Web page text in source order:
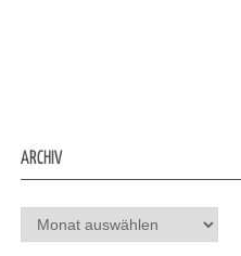
ARCHIV
Archiv